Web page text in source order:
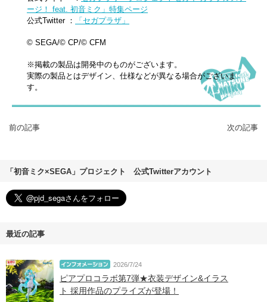
ージ！ feat. 初音ミク」特集ページ
公式Twitter ：
「セガプラザ」
© SEGA/© CP/© CFM
※掲載の製品は開発中のものがございます。
実際の製品とはデザイン、仕様などが異なる場合がございま
す。
前の記事 次の記事
「初音ミク×SEGA」プロジェクト 公式Twitterアカウント
最近の記事
2026/7/24
ピアプロコラボ第7弾★衣装デザイン&イラス
ト 採用作品のプライズが登場！